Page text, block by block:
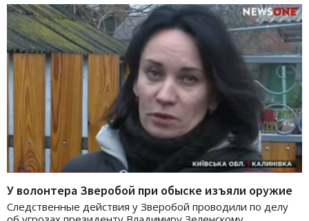
У волонтера Зверобой при обыске изъяли оружие
Следственные действия у Зверобой проводили по делу